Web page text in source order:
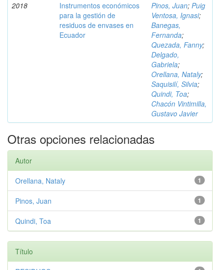
2018
Instrumentos económicos
para la gestión de
residuos de envases en
Ecuador
Pinos, Juan; Puig
Ventosa, Ignasi;
Banegas,
Fernanda;
Quezada, Fanny;
Delgado,
Gabriela;
Orellana, Nataly;
Saquisilí, Silvia;
Quindi, Toa;
Chacón Vintimilla,
Gustavo Javier
Otras opciones relacionadas
Autor
1
Orellana, Nataly
1
Pinos, Juan
1
Quindi, Toa
Título